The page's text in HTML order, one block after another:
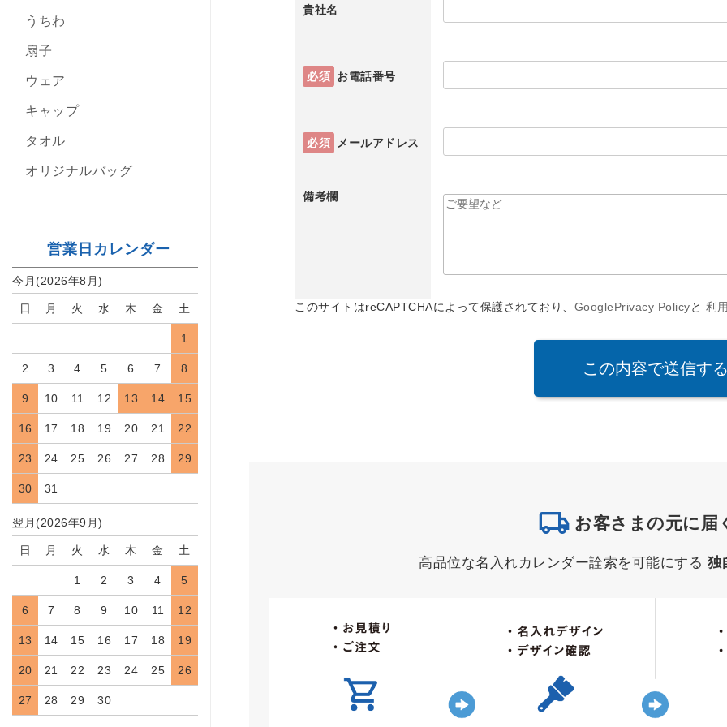
貴社名
必須 お電話番号
必須 メールアドレス
備考欄
このサイトはreCAPTCHAによって保護されており、 GooglePrivacy Policyと 利
お客さまの元に届
高品位な名入れカレンダー詮索を可能にする 独
うちわ
扇子
ウェア
キャップ
タオル
オリジナルバッグ
営業日カレンダー
今月(2026年8月)
日 月 火 水 木 金 土
1
2 3 4 5 6 7 8
9 10 11 12 13 14 15
16 17 18 19 20 21 22
23 24 25 26 27 28 29
30 31
翌月(2026年9月)
日 月 火 水 木 金 土
1 2 3 4 5
6 7 8 9 10 11 12
13 14 15 16 17 18 19
20 21 22 23 24 25 26
27 28 29 30